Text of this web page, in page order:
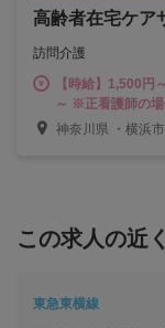
高齢者在宅ケア
訪問介護
【時給】1,500円～（業務委託） ※
～ ※正看護師の
円～ ※実務者研
神奈川県 ・横浜
この求人の近
東急東横線